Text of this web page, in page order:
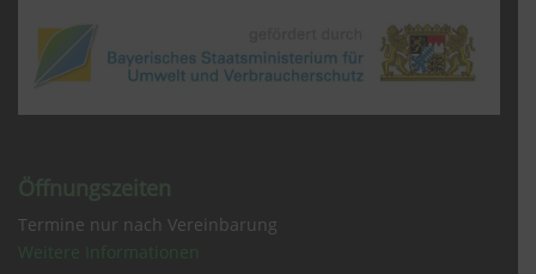
Öffnungszeiten
Termine nur nach Vereinbarung
Weitere Informationen